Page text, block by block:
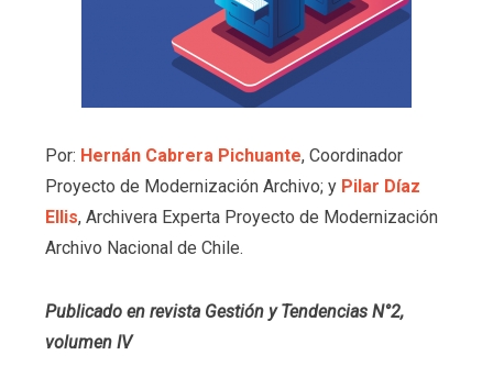
Por: Hernán Cabrera Pichuante, Coordinador
Proyecto de Modernización Archivo; y Pilar Díaz
Ellis, Archivera Experta Proyecto de Modernización
Archivo Nacional de Chile.
Publicado en revista Gestión y Tendencias N°2,
volumen IV